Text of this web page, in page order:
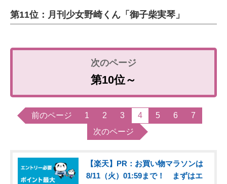
第11位：月刊少女野崎くん「御子柴実琴」
第10位～
前のページ 1 2 3 4 5 6
7
次のページ
【楽天】PR：お買い物マラソンは
8/11（火）01:59まで！ まずはエ